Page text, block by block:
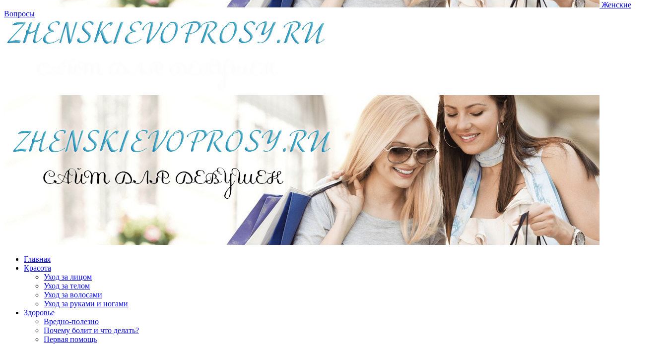
Женские
Вопросы
Главная
Красота
Уход за лицом
Уход за телом
Уход за волосами
Уход за руками и ногами
Здоровье
Вредно-полезно
Почему болит и что делать?
Первая помощь